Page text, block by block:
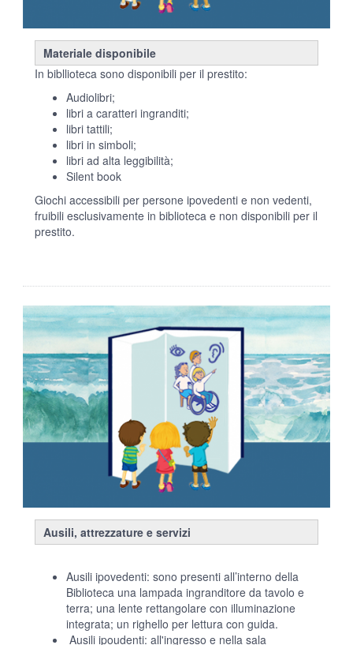
Materiale disponibile
In bibllioteca sono disponibili per il prestito:
Audiolibri;
libri a caratteri ingranditi;
libri tattili;
libri in simboli;
libri ad alta leggibilità;
Silent book
Giochi accessibili per persone ipovedenti e non vedenti,
fruibili esclusivamente in biblioteca e non disponibili per il
prestito.
Ausili, attrezzature e servizi
Ausili ipovedenti: sono presenti all’interno della
Biblioteca una lampada ingranditore da tavolo e
terra; una lente rettangolare con illuminazione
integrata; un righello per lettura con guida.
Ausili ipoudenti: all'ingresso e nella sala